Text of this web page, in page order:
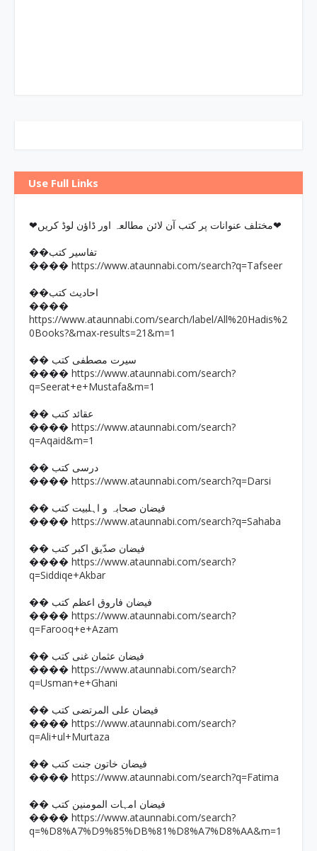
Use Full Links
❤مختلف عنوانات پر کتب آن لائن مطالعہ اور ڈاؤن لوڈ کریں❤
��تفاسیر کتب
���� https://www.ataunnabi.com/search?q=Tafseer
��احادیث کتب
����
https://www.ataunnabi.com/search/label/All%20Hadis%2
0Books?&max-results=21&m=1
�� سیرت مصطفی کتب
���� https://www.ataunnabi.com/search?
q=Seerat+e+Mustafa&m=1
�� عقائد کتب
���� https://www.ataunnabi.com/search?
q=Aqaid&m=1
�� درسی کتب
���� https://www.ataunnabi.com/search?q=Darsi
�� فیضان صحابہ و اہلبیت کتب
���� https://www.ataunnabi.com/search?q=Sahaba
�� فیضان صدّیق اکبر کتب
���� https://www.ataunnabi.com/search?
q=Siddiqe+Akbar
�� فیضان فاروق اعظم کتب
���� https://www.ataunnabi.com/search?
q=Farooq+e+Azam
�� فیضان عثمان غنی کتب
���� https://www.ataunnabi.com/search?
q=Usman+e+Ghani
�� فیضان علی المرتضی کتب
���� https://www.ataunnabi.com/search?
q=Ali+ul+Murtaza
�� فیضان خاتون جنت کتب
���� https://www.ataunnabi.com/search?q=Fatima
�� فیضان امہات المومنین کتب
���� https://www.ataunnabi.com/search?
q=%D8%A7%D9%85%DB%81%D8%A7%D8%AA&m=1